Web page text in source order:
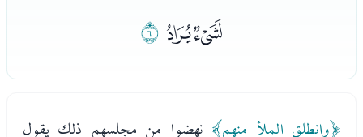
ﮊﮋﮌ
﴿وانطلق الملأ منهم﴾ نهضوا من مجلسهم ذلك يقول